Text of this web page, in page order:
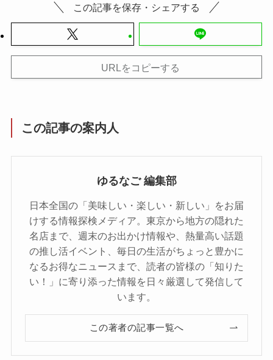
この記事を保存・シェアする
URLをコピーする
この記事の案内人
ゆるなご 編集部
日本全国の「美味しい・楽しい・新しい」をお届
けする情報探検メディア。東京から地方の隠れた
名店まで、週末のお出かけ情報や、熱量高い話題
の推し活イベント、毎日の生活がちょっと豊かに
なるお得なニュースまで、読者の皆様の「知りた
い！」に寄り添った情報を日々厳選して発信して
います。
この著者の記事一覧へ